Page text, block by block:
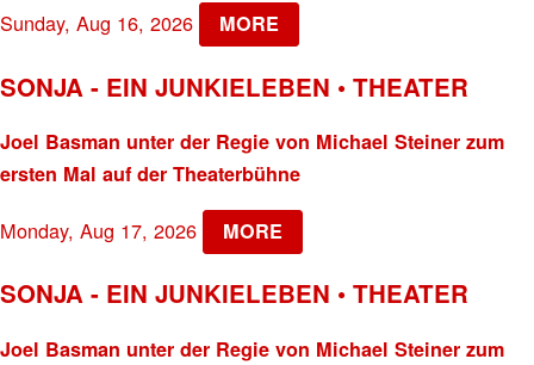
Sunday, Aug 16, 2026 MORE
SONJA - EIN JUNKIELEBEN • THEATER
Joel Basman unter der Regie von Michael Steiner zum
ersten Mal auf der Theaterbühne
Monday, Aug 17, 2026 MORE
SONJA - EIN JUNKIELEBEN • THEATER
Joel Basman unter der Regie von Michael Steiner zum